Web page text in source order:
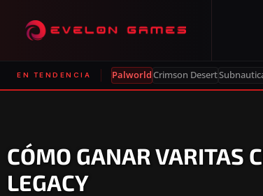
EN TENDENCIA PalworldCrimson Desert
CÓMO GANAR VARITAS
LEGACY